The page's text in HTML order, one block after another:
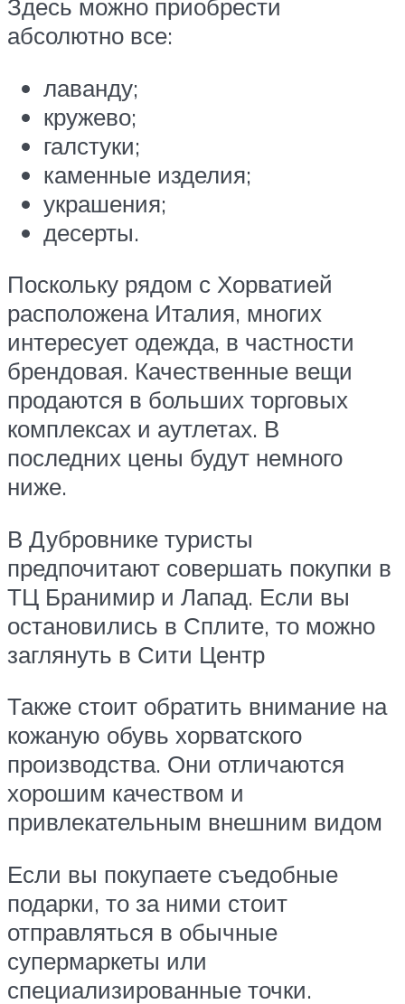
Здесь можно приобрести
абсолютно все:
лаванду;
кружево;
галстуки;
каменные изделия;
украшения;
десерты.
Поскольку рядом с Хорватией
расположена Италия, многих
интересует одежда, в частности
брендовая. Качественные вещи
продаются в больших торговых
комплексах и аутлетах. В
последних цены будут немного
ниже.
В Дубровнике туристы
предпочитают совершать покупки в
ТЦ Бранимир и Лапад. Если вы
остановились в Сплите, то можно
заглянуть в Сити Центр
Также стоит обратить внимание на
кожаную обувь хорватского
производства. Они отличаются
хорошим качеством и
привлекательным внешним видом
Если вы покупаете съедобные
подарки, то за ними стоит
отправляться в обычные
супермаркеты или
специализированные точки.